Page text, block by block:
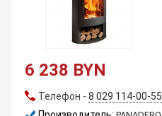
6 238 BYN
Телефон - 8 029 114-00-55